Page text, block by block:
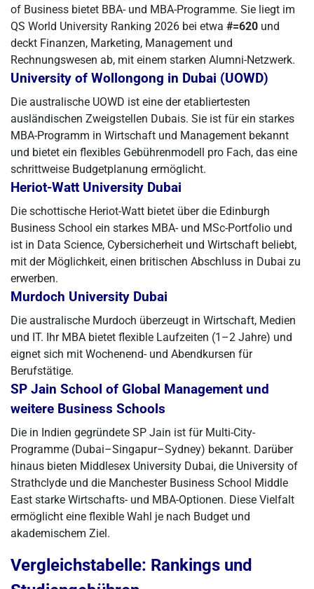
of Business bietet BBA- und MBA-Programme. Sie liegt im
QS World University Ranking 2026 bei etwa #=620 und
deckt Finanzen, Marketing, Management und
Rechnungswesen ab, mit einem starken Alumni-Netzwerk.
University of Wollongong in Dubai (UOWD)
Die australische UOWD ist eine der etabliertesten
ausländischen Zweigstellen Dubais. Sie ist für ein starkes
MBA-Programm in Wirtschaft und Management bekannt
und bietet ein flexibles Gebührenmodell pro Fach, das eine
schrittweise Budgetplanung ermöglicht.
Heriot-Watt University Dubai
Die schottische Heriot-Watt bietet über die Edinburgh
Business School ein starkes MBA- und MSc-Portfolio und
ist in Data Science, Cybersicherheit und Wirtschaft beliebt,
mit der Möglichkeit, einen britischen Abschluss in Dubai zu
erwerben.
Murdoch University Dubai
Die australische Murdoch überzeugt in Wirtschaft, Medien
und IT. Ihr MBA bietet flexible Laufzeiten (1–2 Jahre) und
eignet sich mit Wochenend- und Abendkursen für
Berufstätige.
SP Jain School of Global Management und
weitere Business Schools
Die in Indien gegründete SP Jain ist für Multi-City-
Programme (Dubai–Singapur–Sydney) bekannt. Darüber
hinaus bieten Middlesex University Dubai, die University of
Strathclyde und die Manchester Business School Middle
East starke Wirtschafts- und MBA-Optionen. Diese Vielfalt
ermöglicht eine flexible Wahl je nach Budget und
akademischem Ziel.
Vergleichstabelle: Rankings und